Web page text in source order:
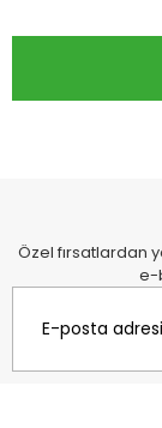
Özel fırsatlardan
e-